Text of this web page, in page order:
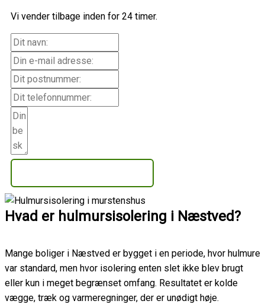
Vi vender tilbage inden for 24 timer.
Hvad er hulmursisolering i Næstved?
Mange boliger i Næstved er bygget i en periode, hvor hulmure
var standard, men hvor isolering enten slet ikke blev brugt
eller kun i meget begrænset omfang. Resultatet er kolde
vægge, træk og varmeregninger, der er unødigt høje.